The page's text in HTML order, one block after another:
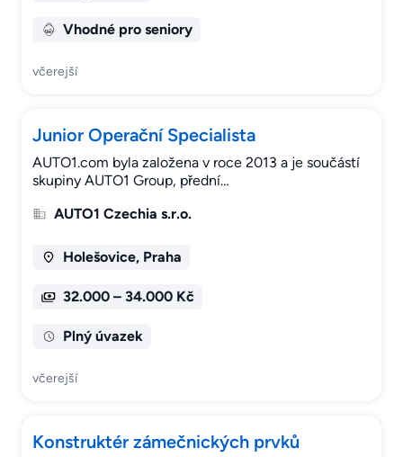
Vhodné pro seniory
včerejší
Junior Operační Specialista
AUTO1.com byla založena v roce 2013 a je součástí
skupiny AUTO1 Group, přední…
AUTO1 Czechia s.r.o.
Holešovice, Praha
32.000 – 34.000 Kč
Plný úvazek
včerejší
Konstruktér zámečnických prvků